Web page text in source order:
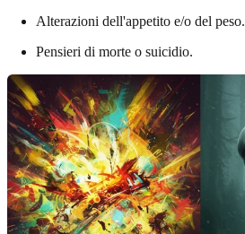
Alterazioni dell'appetito e/o del peso.
Pensieri di morte o suicidio.